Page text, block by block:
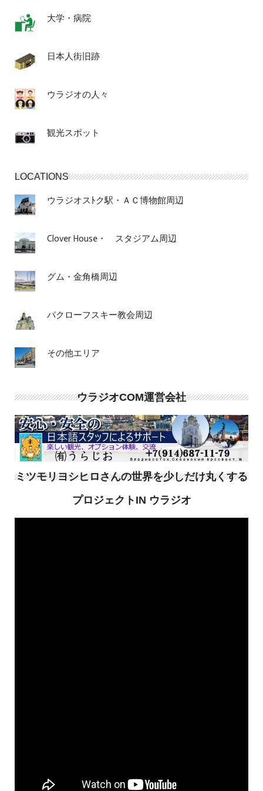
大学・病院
日本人街旧跡
ウラジオの人々
観光スポット
LOCATIONS
ウラジオスﾄク駅・ＡＣ博物館周辺
Clover House・ スタジアム周辺
グム・金角橋周辺
パクローフスキー教会周辺
その他エリア
ウラジオCOM運営会社
ミツモリヨシヒロさんの世界を少しだけ丸くする
プロジェクトIN ウラジオ